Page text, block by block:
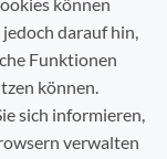
darauf hin,
Funktionen
können.
sich informieren,
verwalten